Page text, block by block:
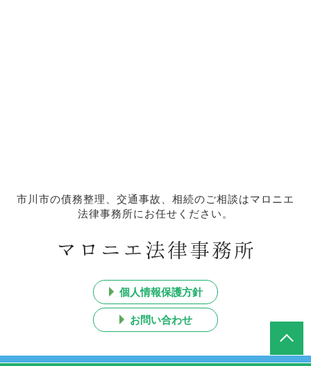
市川市の債務整理、交通事故、相続のご相談はマロニエ
法律事務所にお任せください。
個人情報保護方針
お問い合わせ